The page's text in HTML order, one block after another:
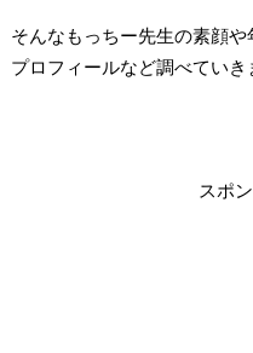
そんなもっちー先生の素顔
プロフィールなど調べていき
スポ